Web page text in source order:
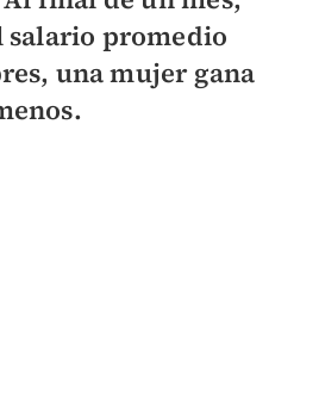
salario promedio
una mujer gana